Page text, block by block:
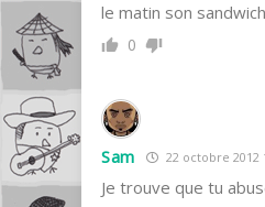
le matin son
0
Sam 22 octobre 2012
Je trouve que tu